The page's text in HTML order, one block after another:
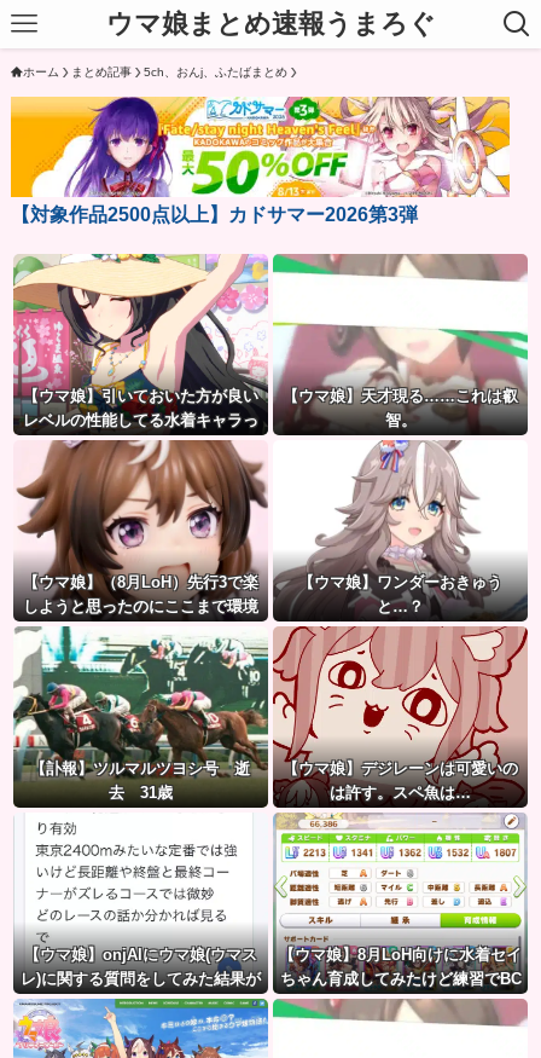
ウマ娘まとめ速報うまろぐ
ホーム まとめ記事 5ch、おんj、ふたばまとめ
【対象作品2500点以上】カドサマー2026第3弾
【ウマ娘】引いておいた方が良い
レベルの性能してる水着キャラっ
て誰かいたっけ？←「いっぱいい
るぞ」
【ウマ娘】天才現る……これは叡
智。
【ウマ娘】（8月LoH）先行3で楽
しようと思ったのにここまで環境
が変わるとは思わなかったのだ…
【ウマ娘】ワンダーおきゅう
と…？
【訃報】ツルマルツヨシ号 逝
去 31歳
【ウマ娘】デジレーンは可愛いの
は許す。スペ魚は…
【ウマ娘】onjAIにウマ娘(ウマス
レ)に関する質問をしてみた結果が
草ｗｗｗ
【ウマ娘】8月LoH向けに水着セイ
ちゃん育成してみたけど練習でBC
産アイちゃんのおやつになって
る。